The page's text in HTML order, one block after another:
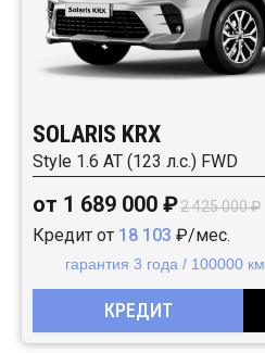
SOLARIS KRX
Style 1.6 AT (123 л.с.) FWD
от 1 689 000 ₽2 425 000 ₽
Кредит от 18 103 ₽/мес.
гарантия 3 года / 100000 км
КРЕДИТ